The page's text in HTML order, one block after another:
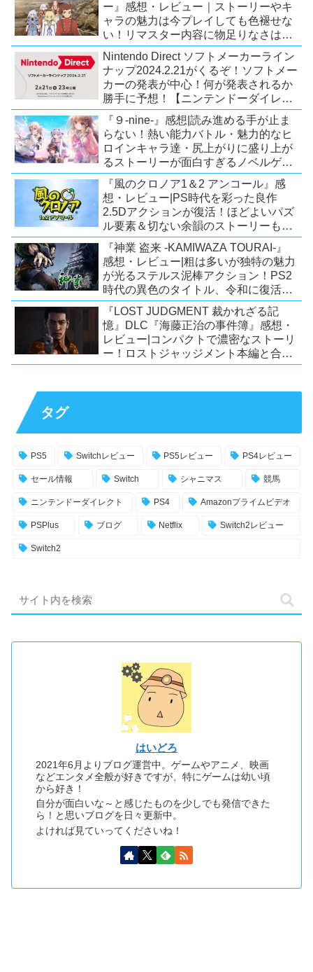
ー』感想・レビュー｜ストーリーやキ
ャラの魅力は今プレイしても色褪せな
い！リマスター内容に物足りなさはあ
るが、プレイする価値のあるシリーズ
の人気作【Switch/PS4/Xone】
Nintendo Direct ソフトメーカーライン
ナップ2024.2.21がくるぞ！ソフトメー
カーの発表が中心！何が発表されるか
勝手に予想！【ニンテンドーダイレク
ト予想】
『９-nine-』感想|読み進める手が止ま
らない！熱い能力バトル・魅力的なヒ
ロインキャラ達・尻上がりに盛り上が
るストーリーが面白すぎるノベルゲ
ー！【PC/Steam/Switch/PS4】
『風のクロノア1＆2 アンコール』感
想・レビュー|PS時代を彩った良作
2.5Dアクションが復活！ほどよいパズ
ル要素＆切ない余韻のストーリーも魅
力！【Switch/PS5/PS4/Xbox
X|S/Xone/PC】
『神業 盗来 -KAMIWAZA TOURAI-』
感想・レビュー|粗は多いが独特の魅力
が光るステルス泥棒アクション！PS2
時代の異色のタイトル、令和に復活！
【Switch/PS4/Steam】
『LOST JUDGMENT 裁かれざる記
憶』DLC『海藤正治の事件簿』感想・
レビュー|コンパクトで濃密なストーリ
ー！ロストジャッジメント本編と合わ
せておすすめの満足度の高いDLC！
タグ
PS5 Switchレビュー PS5レビュー PS4レビュー
セール情報 Switch シャニマス 競馬
ニンテンドーダイレクト PS4 Amazonプライムビデオ
PSPlus ブログ Netflix Switch2レビュー
Switch2
はいどろ
2021年6月よりブログ運営中。ゲームやアニメ、映画
などエンタメ全般が好きですが、特にゲームは幼い頃
から好き！
自分が面白いな～と感じたものを少しでも発信できた
ら！と思いブログを日々更新中。
よければ見ていってくださいね！